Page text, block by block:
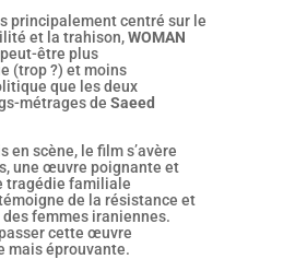
principalement centré sur le
et la trahison,WOMAN
être plus
(trop ?) et moins
que les deux
métrages de Saeed
en scène, le film s’avère
une œuvre poignante et
tragédie familiale
de la résistance et
femmes iraniennes.
cette œuvre
mais éprouvante.